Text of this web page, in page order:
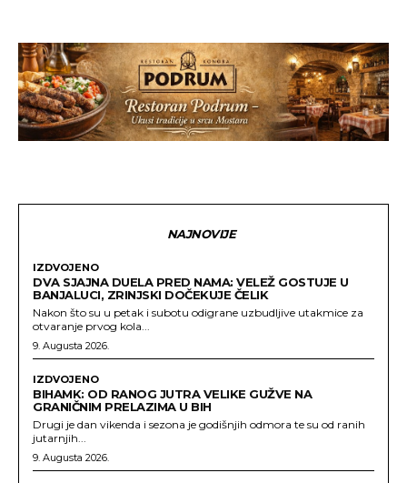
NAJNOVIJE
IZDVOJENO
DVA SJAJNA DUELA PRED NAMA: VELEŽ GOSTUJE U
BANJALUCI, ZRINJSKI DOČEKUJE ČELIK
Nakon što su u petak i subotu odigrane uzbudljive utakmice za
otvaranje prvog kola...
9. Augusta 2026.
IZDVOJENO
BIHAMK: OD RANOG JUTRA VELIKE GUŽVE NA
GRANIČNIM PRELAZIMA U BIH
Drugi je dan vikenda i sezona je godišnjih odmora te su od ranih
jutarnjih...
9. Augusta 2026.